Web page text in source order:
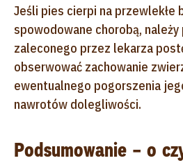
Jeśli pies cierpi na przewlekłe
spowodowane chorobą,
zaleconego przez lekarza
obserwować zachowanie
ewentualnego pogorszenia
nawrotów dolegliwości.
Podsumowanie – o